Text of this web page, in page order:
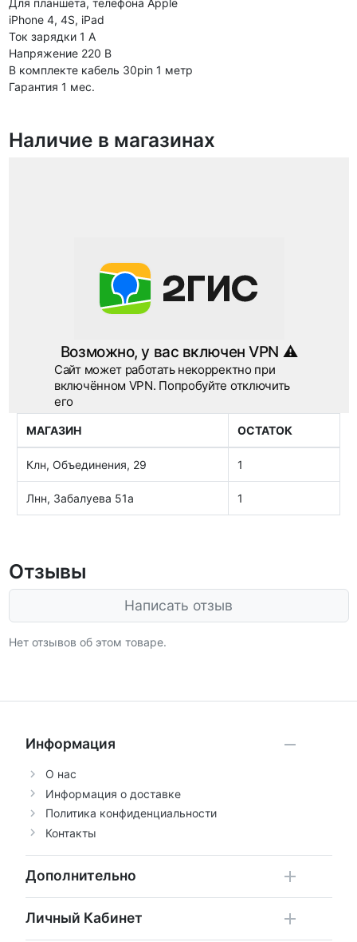
Для планшета, телефона Apple
iPhone 4, 4S, iPad
Ток зарядки 1 А
Напряжение 220 В
В комплекте кабель 30pin 1 метр
Гарантия 1 мес.
Наличие в магазинах
МАГАЗИН ОСТАТОК
Клн, Объединения, 29 1
Лнн, Забалуева 51а 1
Отзывы
Написать отзыв
Нет отзывов об этом товаре.
Информация
О нас
Информация о доставке
Политика конфиденциальности
Контакты
Дополнительно
Личный Кабинет